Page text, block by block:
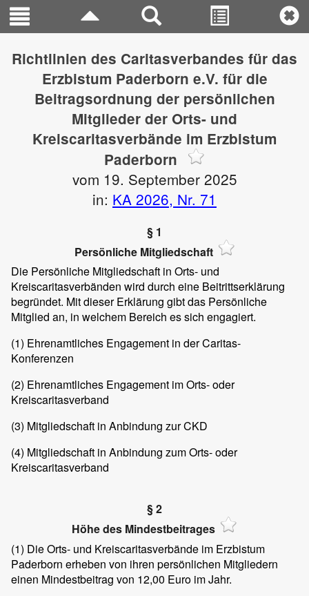
Richtlinien des Caritasverbandes für das
Erzbistum Paderborn e.V. für die
Beitragsordnung der persönlichen
Mitglieder der Orts- und
Kreiscaritasverbände im Erzbistum
Paderborn
vom 19. September 2025
in: KA 2026, Nr. 71
§ 1
Persönliche Mitgliedschaft
Die Persönliche Mitgliedschaft in Orts- und
Kreiscaritasverbänden wird durch eine Beitrittserklärung
begründet. Mit dieser Erklärung gibt das Persönliche
Mitglied an, in welchem Bereich es sich engagiert.
(1) Ehrenamtliches Engagement in der Caritas-
Konferenzen
(2) Ehrenamtliches Engagement im Orts- oder
Kreiscaritasverband
(3) Mitgliedschaft in Anbindung zur CKD
(4) Mitgliedschaft in Anbindung zum Orts- oder
Kreiscaritasverband
§ 2
Höhe des Mindestbeitrages
(1) Die Orts- und Kreiscaritasverbände im Erzbistum
Paderborn erheben von ihren persönlichen Mitgliedern
einen Mindestbeitrag von 12,00 Euro im Jahr.